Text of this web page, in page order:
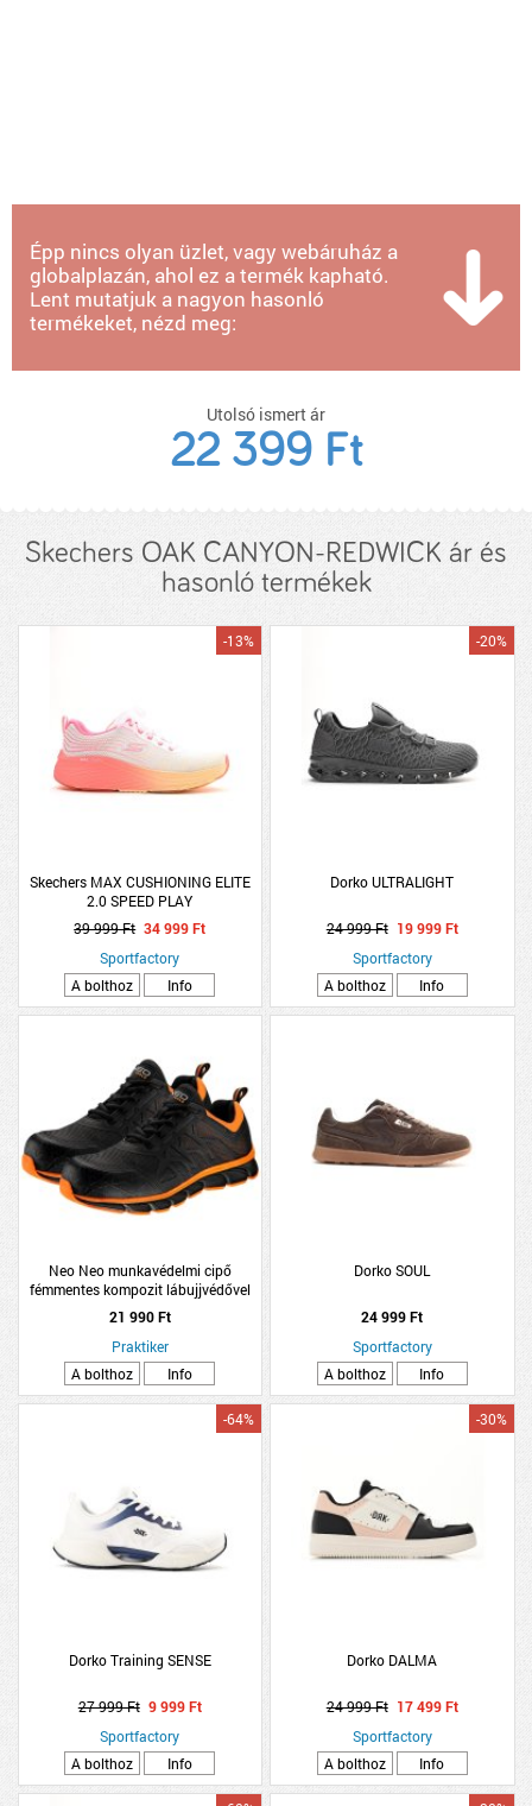
Épp nincs olyan üzlet, vagy webáruház a
globalplazán, ahol ez a termék kapható.
Lent mutatjuk a nagyon hasonló
termékeket, nézd meg:
Utolsó ismert ár
22 399 Ft
Skechers OAK CANYON-REDWICK ár és
hasonló termékek
Skechers MAX CUSHIONING ELITE
2.0 SPEED PLAY
-13%
39 999 Ft 34 999 Ft
Sportfactory
A bolthoz
Info
Dorko ULTRALIGHT
-20%
24 999 Ft 19 999 Ft
Sportfactory
A bolthoz
Info
Neo Neo munkavédelmi cipő
fémmentes kompozit lábujjvédővel
44
21 990 Ft
Praktiker
A bolthoz
Info
Dorko SOUL
24 999 Ft
Sportfactory
A bolthoz
Info
Dorko Training SENSE
-64%
27 999 Ft 9 999 Ft
Sportfactory
A bolthoz
Info
Dorko DALMA
-30%
24 999 Ft 17 499 Ft
Sportfactory
A bolthoz
Info